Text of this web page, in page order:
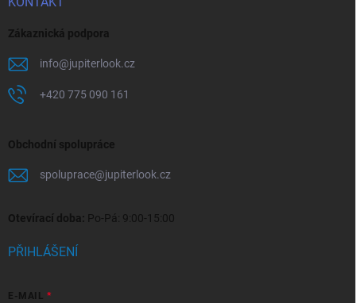
Zákaznická podpora
info@jupiterlook.cz
+420 775 090 161
Obchodní spolupráce
spoluprace@jupiterlook.cz
Otevírací doba: Po-Pá: 9:00-15:00
PŘIHLÁŠENÍ
E-MAIL